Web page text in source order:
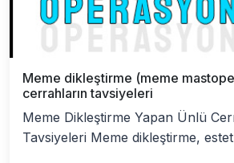
Meme dikleştirme (meme
cerrahların tavsiyeleri
Meme Dikleştirme Yapan Ünlü
Tavsiyeleri Meme dikleştirme,